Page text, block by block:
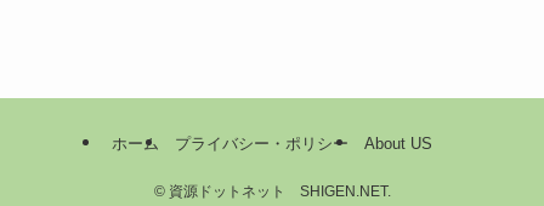
ホーム プライバシー・ポリシー About US
©資源ドットネット SHIGEN.NET.